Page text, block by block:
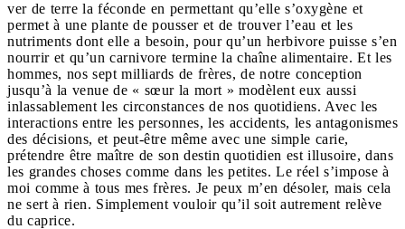
ver de terre la féconde en permettant qu’elle s’oxygène et
permet à une plante de pousser et de trouver l’eau et les
nutriments dont elle a besoin, pour qu’un herbivore puisse s’en
nourrir et qu’un carnivore termine la chaîne alimentaire. Et les
hommes, nos sept milliards de frères, de notre conception
jusqu’à la venue de « sœur la mort » modèlent eux aussi
inlassablement les circonstances de nos quotidiens. Avec les
interactions entre les personnes, les accidents, les antagonismes
des décisions, et peut-être même avec une simple carie,
prétendre être maître de son destin quotidien est illusoire, dans
les grandes choses comme dans les petites. Le réel s’impose à
moi comme à tous mes frères. Je peux m’en désoler, mais cela
ne sert à rien. Simplement vouloir qu’il soit autrement relève
du caprice.